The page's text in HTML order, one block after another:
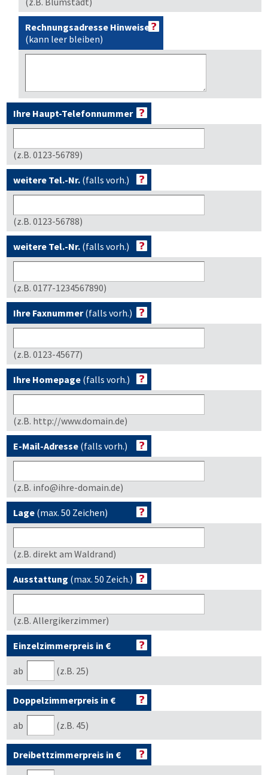
Rechnungsadresse Hinweise
(kann leer bleiben)
Ihre Haupt-Telefonnummer
(z.B. 0123-56789)
weitere Tel.-Nr. (falls vorh.)
(z.B. 0123-56788)
weitere Tel.-Nr. (falls vorh.)
(z.B. 0177-1234567890)
Ihre Faxnummer(falls vorh.)
(z.B. 0123-45677)
Ihre Homepage (falls vorh.)
(z.B. http://www.domain.de)
E-Mail-Adresse (falls vorh.)
(z.B. info@ihre-domain.de)
Lage (max. 50 Zeichen)
(z.B. direkt am Waldrand)
Ausstattung (max. 50 Zeich.)
(z.B. Allergikerzimmer)
Einzelzimmerpreis in €
ab (z.B. 25)
Doppelzimmerpreis in €
ab (z.B. 45)
Dreibettzimmerpreis in €